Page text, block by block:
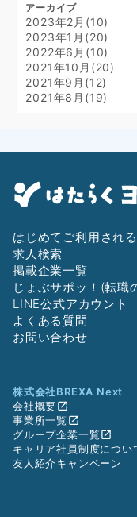
アーカイブ
2023年2月(10)
2023年1月(20)
2022年6月(10)
2021年10月(20)
2021年9月(12)
2021年8月(19)
はじめてご利用され
求人検索
掲載企業一覧
じょぶサポッ！(転職
LINE公式アカウント
よくある質問
お問い合わせ
株式会社BREXA Next
会社概要
事業所一覧
グループ企業一覧
キャリア社員制度につい
友人紹介キャンペーン